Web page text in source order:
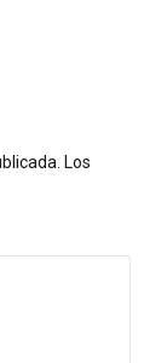
Los